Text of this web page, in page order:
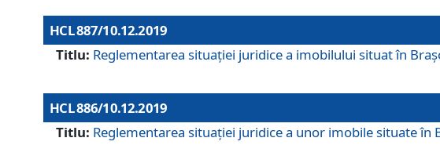
HCL 887/10.12.2019
Titlu: Reglementarea situației juridice a imobilului situat în
HCL 886/10.12.2019
Titlu: Reglementarea situaţiei juridice a unor imobile situate în